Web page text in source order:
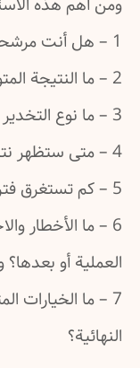
ومن أهم هذه
1 – هل أنت مرشحة جيدة للعملية؟
2 – ما النتيجة المتوقعة بعد العملية؟
3 – ما نوع التخدير المفضل أثناء العملية؟
4 – متى ستظهر نتائج العملية؟
5 – كم تستغرق فترة التعافي؟
6 – ما الأخطار
العملية أو
7 – ما الخيارات
النهائية؟